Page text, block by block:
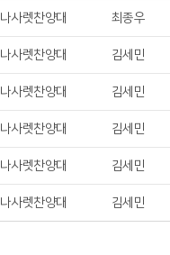
나사렛찬양대 최종우
나사렛찬양대 김세민
나사렛찬양대 김세민
나사렛찬양대 김세민
나사렛찬양대 김세민
나사렛찬양대 김세민